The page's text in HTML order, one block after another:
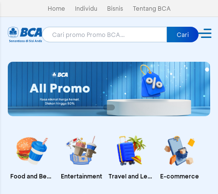
Home Individu Bisnis Tentang BCA
Cari
Food and Beverages Entertainment Travel and Leisure E-commerce